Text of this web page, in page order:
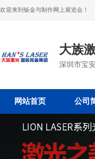
欢迎来到钣金与制作网上展览会！
大族
深圳市宝
网站首页 公司